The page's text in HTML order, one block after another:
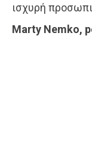
ισχυρή
Marty Nemko,